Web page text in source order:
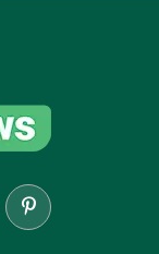
Pinterest